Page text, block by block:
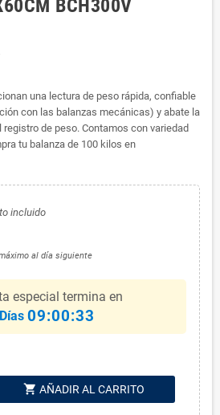
BCH300V
una lectura de peso rápida, confiable
con las balanzas mecánicas) y abate la
de peso. Contamos con variedad
tu balanza de 100 kilos en
incluido
al día siguiente
especial termina en
Días 09:00:32
shopping_cart AÑADIR AL CARRITO